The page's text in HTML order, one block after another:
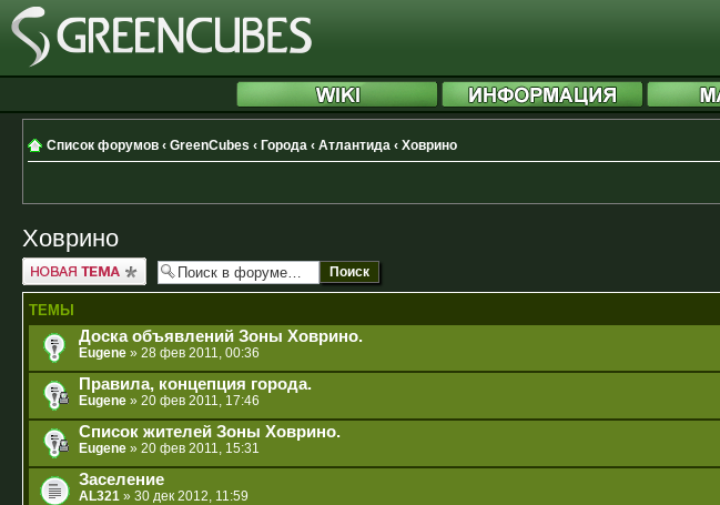
Список форумов ‹ GreenCubes ‹ Города ‹ Атлантида ‹ Ховрино
Ховрино
Новая тема
ТЕМЫ
Доска объявлений Зоны Ховрино.
Eugene » 28 фев 2011, 00:36
Правила, концепция города.
Eugene » 20 фев 2011, 17:46
Список жителей Зоны Ховрино.
Eugene » 20 фев 2011, 15:31
Заселение
AL321 » 30 дек 2012, 11:59